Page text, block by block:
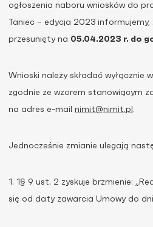
ogłoszenia naboru wniosków do
Taniec – edycja 2023
przesunięty na 05.04.2023 r. do
Wnioski należy składać wyłącznie
zgodnie ze wzorem stanowiącym
na adres e-mail nimit@nimit.pl .
Jednocześnie zmianie ulegają
1. 1§ 9 ust. 2 zyskuje brzmienie:
się od daty zawarcia Umowy do